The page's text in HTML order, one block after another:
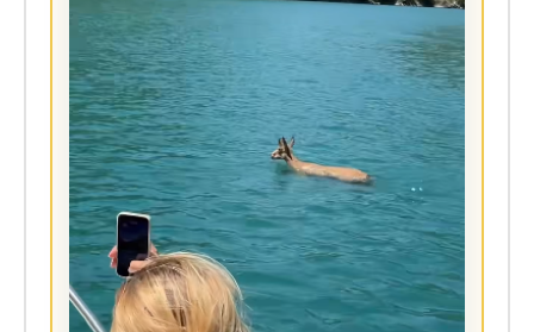
Izet Shulku sfida l'estate nuotando in un lago
ghiacciato sul monte Korab, la vetta più alta
dell'Albania